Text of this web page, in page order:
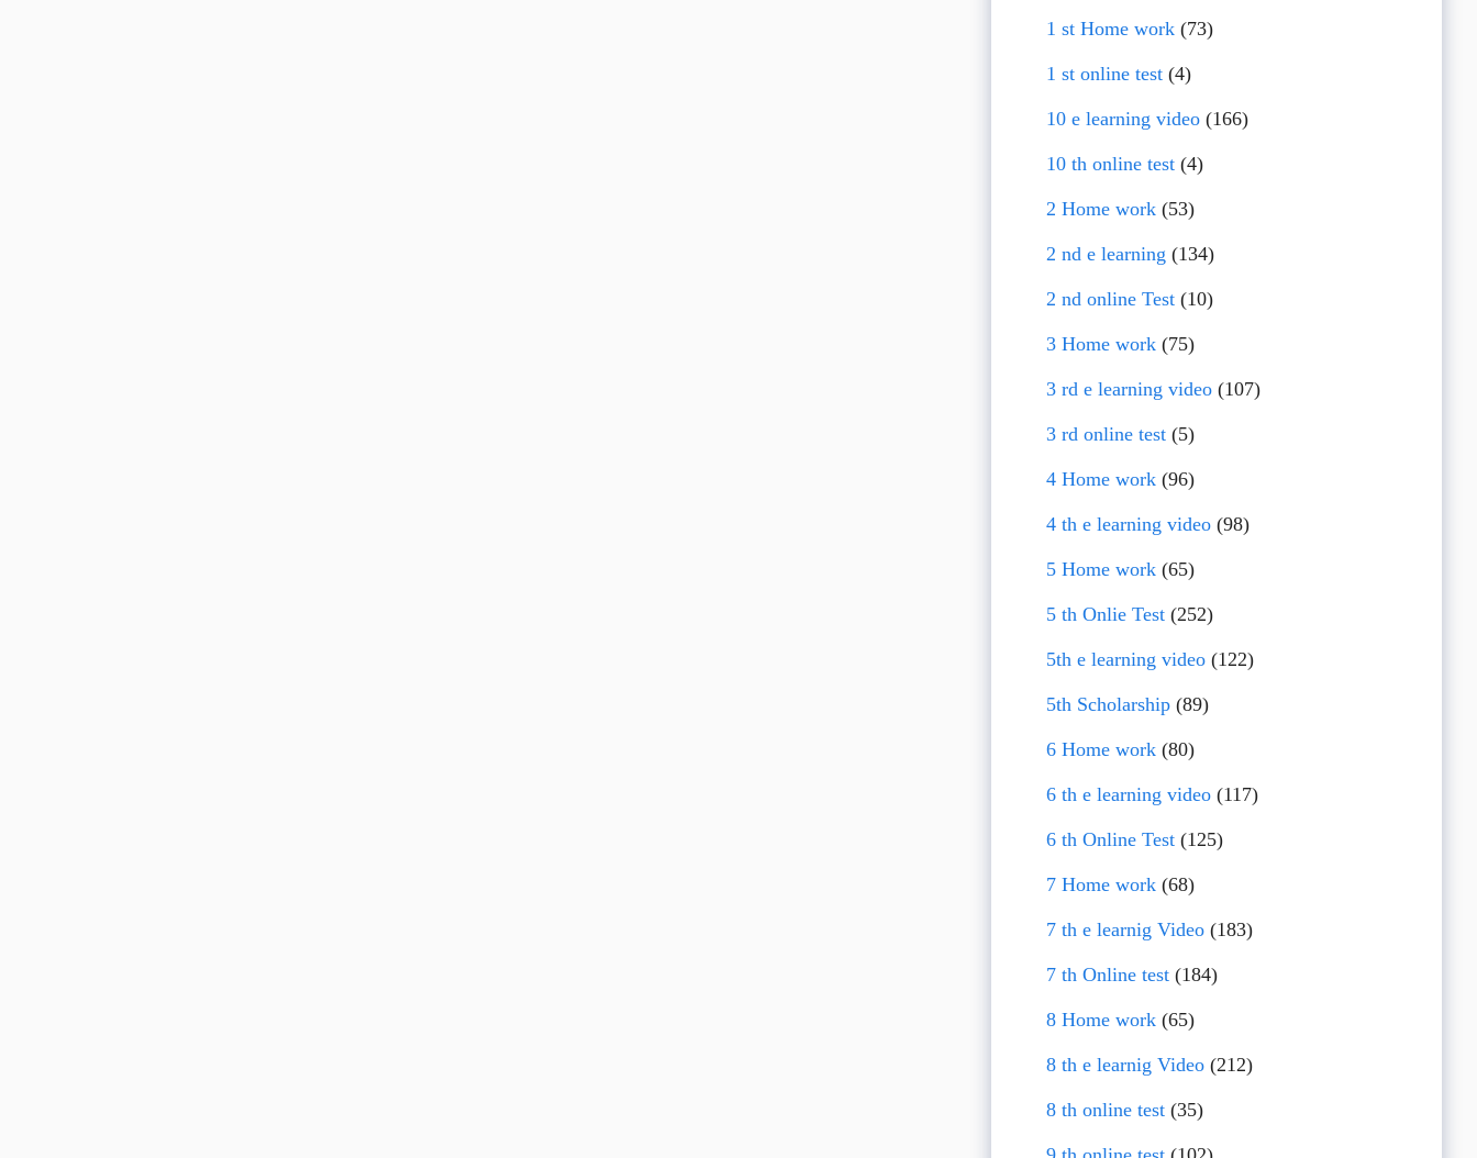
1 st Home work(73)
1 st online test(4)
10 e learning video(166)
10 th online test(4)
2 Home work(53)
2 nd e learning (134)
2 nd online Test(10)
3 Home work(75)
3 rd e learning video(107)
3 rd online test(5)
4 Home work(96)
4 th e learning video(98)
5 Home work(65)
5 th Onlie Test(252)
5th e learning video(122)
5th Scholarship(89)
6 Home work(80)
6 th e learning video(117)
6 th Online Test(125)
7 Home work(68)
7 th e learnig Video(183)
7 th Online test(184)
8 Home work(65)
8 th e learnig Video(212)
8 th online test(35)